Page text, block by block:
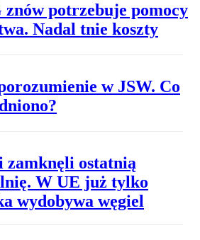
znów potrzebuje pomocy
Nadal tnie koszty
w JSW. Co
zamknęli ostatnią
W UE już tylko
wydobywa węgiel